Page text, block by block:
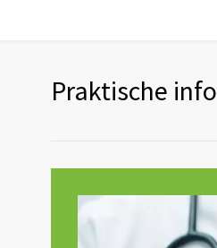
Praktische info